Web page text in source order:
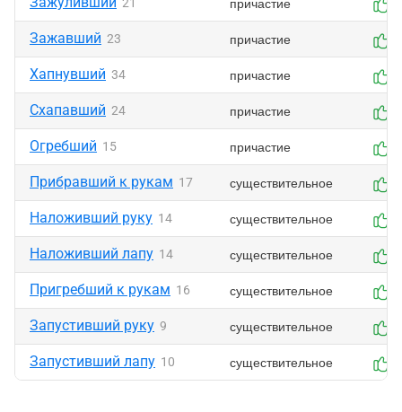
Зажавший 23 причастие
Хапнувший 34 причастие
Схапавший 24 причастие
Огребший 15 причастие
Прибравший к рукам 17 существительное
Наложивший руку 14 существительное
Наложивший лапу 14 существительное
Пригребший к рукам 16 существительное
Запустивший руку 9 существительное
Запустивший лапу 10 существительное